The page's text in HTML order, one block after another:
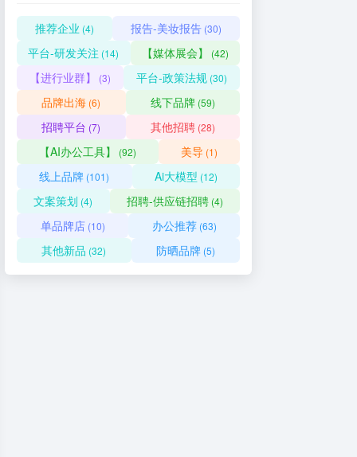
推荐企业 (4) 报告-美妆报告 (30)
平台-研发关注 (14) 【媒体展会】 (42)
【进行业群】 (3) 平台-政策法规 (30)
品牌出海 (6) 线下品牌(59)
招聘平台 (7) 其他招聘(28)
【AI办公工具】 (92) 美导 (1)
线上品牌 (101) Ai大模型 (12)
文案策划 (4) 招聘-供应链招聘(4)
单品牌店(10) 办公推荐(63)
其他新品 (32) 防晒品牌(5)